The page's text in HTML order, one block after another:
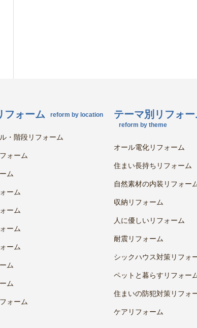
フォーム reform by location
・階段リフォーム
ォーム
ム
ーム
ーム
ーム
ーム
ム
ム
ォーム
テーマ別リフォー
reform by theme
オール電化リフォーム
住まい長持ちリフォーム
自然素材の内装リフォー
収納リフォーム
人に優しいリフォーム
耐震リフォーム
シックハウス対策リフォ
ペットと暮らすリフォー
住まいの防犯対策リフォ
ケアリフォーム